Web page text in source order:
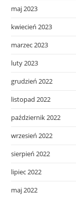
maj 2023
kwiecień 2023
marzec 2023
luty 2023
grudzień 2022
listopad 2022
październik 2022
wrzesień 2022
sierpień 2022
lipiec 2022
maj 2022